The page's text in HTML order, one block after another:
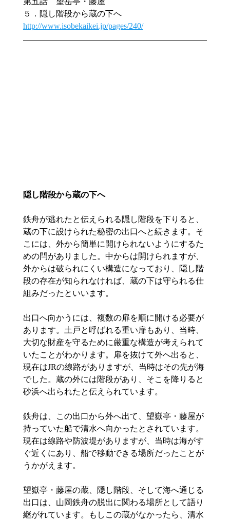
第五話　望岳亭・藤屋
５．隠し階段から蔵の下へ
http://www.isobekaikei.jp/pages/240/
隠し階段から蔵の下へ
鉄舟が逃れたと伝えられる隠し階段を下りると、
蔵の下に設けられた秘密の出口へと続きます。そ
こには、外から簡単に開けられないようにするた
めの閂がありました。中からは開けられますが、
外からは破られにくい構造になっており、隠し階
段の存在が知られなければ、蔵の下は守られる仕
組みだったといいます。
出口へ向かうには、複数の扉を順に開ける必要が
あります。土戸と呼ばれる重い扉もあり、当時、
大切な財産を守るために厳重な構造が考えられて
いたことがわかります。扉を抜けて外へ出ると、
現在はJRの線路がありますが、当時はその先が海
でした。蔵の外には階段があり、そこを降りると
砂浜へ出られたと伝えられています。
鉄舟は、この出口から外へ出て、望嶽亭・藤屋が
持っていた船で清水へ向かったとされています。
現在は線路や防波堤がありますが、当時は海がす
ぐ近くにあり、船で移動できる場所だったことが
うかがえます。
望嶽亭・藤屋の蔵、隠し階段、そして海へ通じる
出口は、山岡鉄舟の脱出に関わる場所として語り
継がれています。もしこの蔵がなかったら、清水